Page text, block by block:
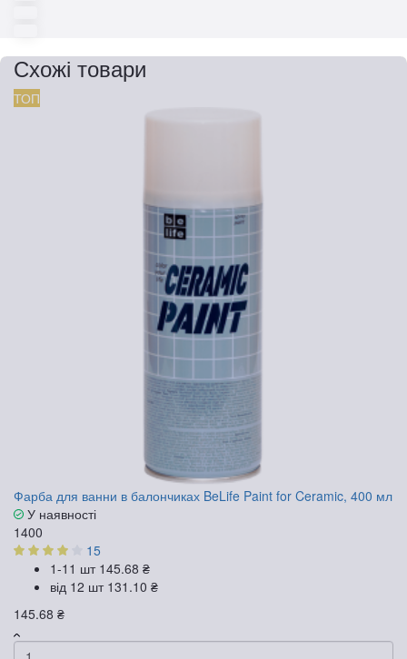
Схожі товари
ТОП
Фарба для ванни в балончиках BeLife Paint for Ceramic, 400 мл
У наявності
1400
15
1-11 шт 145.68 ₴
від 12 шт 131.10 ₴
145.68 ₴